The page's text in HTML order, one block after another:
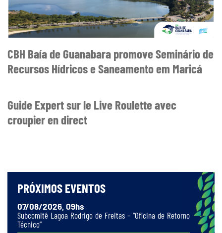
CBH Baía de Guanabara promove Seminário de
Recursos Hídricos e Saneamento em Maricá
Guide Expert sur le Live Roulette avec
croupier en direct
PRÓXIMOS EVENTOS
07/08/2026, 09hs
Subcomitê Lagoa Rodrigo de Freitas – “Oficina de Retorno
Técnico”